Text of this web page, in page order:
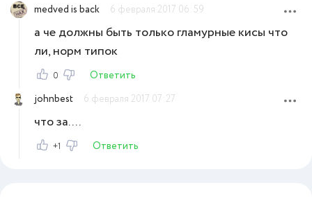
medved is back
6 февраля 2017 06:59
а че должны быть только гламурные кисы что
ли, норм типок
0
Ответить
johnbest
6 февраля 2017 07:27
что за....
+1 Ответить